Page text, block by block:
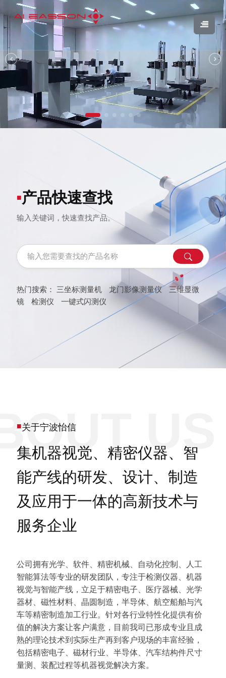
■产品快速查找
输入关键词，快速查找产品。
热门搜索： 三坐标测量机 龙门影像测量仪
三维显微
镜
检测仪 一键式闪测仪
■关于宁波怡信
集机器视觉、精密仪器、智
能产线的研发、设计、制造
及应用于一体的高新技术与
服务企业
公司拥有光学、软件、精密机械、自动化控制、人工
智能算法等专业的研发团队，专注于检测仪器、机器
视觉与智能产线，立足于精密电子、医疗器械、光学
器材、磁性材料、晶圆制造，半导体、航空船舶与汽
车等精密制造加工行业。针对各行业特性化提供有价
值的解决方案让客户满意，目前我司已形成专业且成
熟的理论技术到实际生产再到客户现场的丰富经验，
包括精密电子、磁材行业、半导体、汽车结构件尺寸
量测、装配过程等机器视觉解决方案。